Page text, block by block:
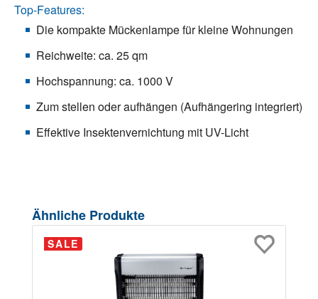
Top-Features:
Die kompakte Mückenlampe für kleine Wohnungen
Reichweite: ca. 25 qm
Hochspannung: ca. 1000 V
Zum stellen oder aufhängen (Aufhängering integriert)
Effektive Insektenvernichtung mit UV-Licht
Produktgalerie überspringen
Ähnliche Produkte
SALE